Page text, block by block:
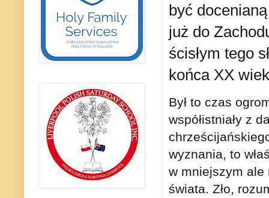
być
już do
ścisłym tego
końca XX
Był to czas
współistniały z
wyznania, to
w mniejszym ale
świata. Zło,